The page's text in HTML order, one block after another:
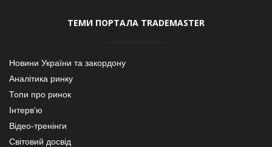
ТЕМИ ПОРТАЛА TRADEMASTER
Новини України та закордону
Аналітика ринку
Топи про ринок
Інтерв’ю
Відео-тренінги
Світовий досвід